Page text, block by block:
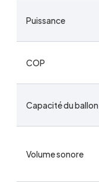
Puissance
COP
Capacité du ballon
Volume sonore